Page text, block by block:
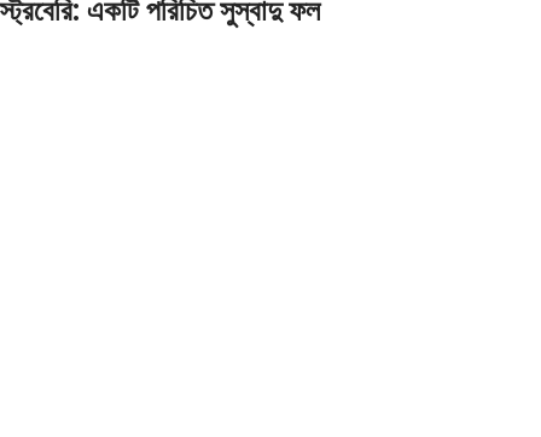
স্ট্রবেরি: একটি পরিচিত সুস্বাদু ফল